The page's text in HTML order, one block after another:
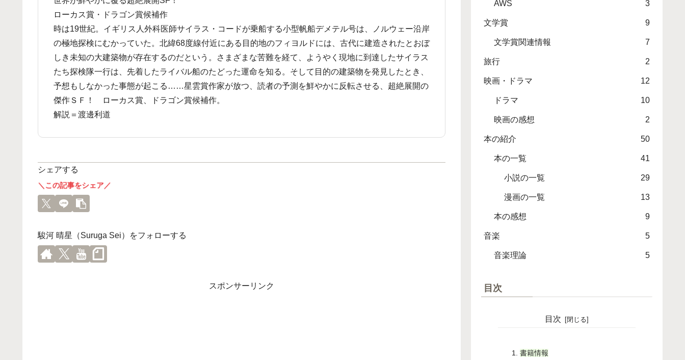
ローカス賞・ドラゴン賞候補作
時は19世紀。イギリス人外科医師サイラス・コードが乗船する小型帆船デメテル号は、ノルウェー沿岸
の極地探検にむかっていた。北緯68度線付近にある目的地のフィヨルドには、古代に建造されたとおぼ
しき未知の大建築物が存在するのだという。さまざまな苦難を経て、ようやく現地に到達したサイラス
たち探検隊一行は、先着したライバル船のたどった運命を知る。そして目的の建築物を発見したとき、
予想もしなかった事態が起こる……星雲賞作家が放つ、読者の予測を鮮やかに反転させる、超絶展開の
傑作ＳＦ！ ローカス賞、ドラゴン賞候補作。
解説＝渡邊利道
シェアする
＼この記事をシェア／
駿河 晴星（Suruga Sei）をフォローする
スポンサーリンク
AWS 3
文学賞 9
文学賞関連情報 7
旅行 2
映画・ドラマ 12
ドラマ 10
映画の感想 2
本の紹介 50
本の一覧 41
小説の一覧 29
漫画の一覧 13
本の感想 9
音楽 5
音楽理論 5
目次
目次
書籍情報